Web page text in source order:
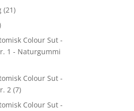
(21)
Colour Sut -
1 - Naturgummi
Colour Sut -
2 (7)
Colour Sut -